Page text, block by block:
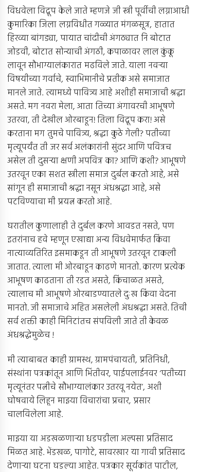
विधवेला विद्रूप केले जाते म्हणजे जी स्त्री पूर्वीची लग्नाआधी
कुमारिका जिला लग्नविधीत गळ्यात मंगळसूत्र, हातात
हिरव्या बांगड्या, पायात चांदीची अंगठ्यात नि बोटात
जोडवी, बोटात सोन्याची अंगठी, कपाळावर लाल कुंकू
लावून सौभाग्यालंकारात मढविले जाते. याला नवर्‍या
विषयीच्या गर्वाचे, स्वाभिमानीचे प्रतीक असे समाजात
मानले जाते. त्यामध्ये पावित्र्य आहे अशीही समाजाची श्रद्धा
असते. मग नवरा मेला, आता तिच्या अंगावरची आभूषणे
उतरवा, ती देखील ओरबाडून! तिला विद्रूप करा! असे
करताना मग तुमचे पावित्र्य, श्रद्धा कुठे गेली? पतीच्या
मृत्यूपर्यंत ती जर सर्व अलंकारांनी सुंदर आणि पवित्रच
असेल ती दुसर्‍या क्षणी अपवित्र का? आणि कशी? आभूषणे
उतरवून एका सशत स्त्रीला समाज दुर्बल करतो आहे, असे
सांगून ही समाजाची श्रद्धा नसून अंधश्रद्धा आहे, असे
पटविण्याचा मी प्रयत्न करतो आहे.
घरातील कुणालाही ते दुर्बल करणे आवडत नसते, पण
इतरांनाच हवे म्हणून एखाद्या अन्य विधवेमार्फत किंवा
नात्याव्यतिरित इसमाकडून ती आभूषणे उतरवून टाकली
जातात. त्याला मी ओरबाडून काढणे मानतो. कारण प्रत्येक
आभूषण काढताना ती रडत असते, किंचाळत असते,
त्यालाच मी आभूषणे ओरबाडण्यातले दुःख किंवा वेदना
मानतो. जी समाजाचे अहित असलेली अंधश्रद्धा असते. तिची
सर्व शक्ती काही मिनिटांतच संपविली जाते ती केवळ
अंधश्रद्धेमुळेच !
मी त्याबाबत काही ग्रामस्थ, ग्रामपंचायती, प्रतिनिधी,
संस्थांना पत्रकांतून आणि भिंतीवर, पाईपलाईनवर ‘पतीच्या
मृत्यूनंतर पत्नीचे सौभाग्यालंकार उतरवू नयेत’, अशी
घोषवाये लिहून माझ्या विचारांचा प्रचार, प्रसार
चालविलेला आहे.
माझ्या या अडखळणार्‍या धडपडीला अल्पसा प्रतिसाद
मिळत आहे. भेंडखळ, पागोटे, सावरखार या गावी प्रतिसाद
देणार्‍या घटना घडल्या आहेत. पत्रकार सूर्यकांत पाटील,